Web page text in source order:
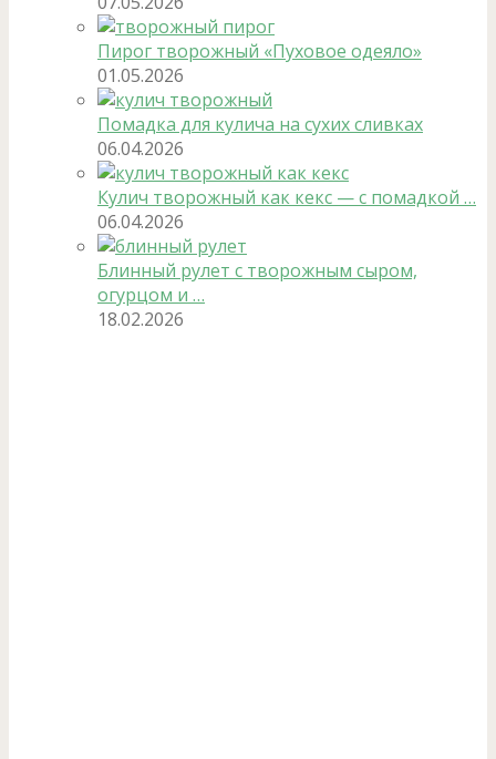
Пирог творожный «Пуховое одеяло»
01.05.2026
Помадка для кулича на сухих сливках
06.04.2026
Кулич творожный как кекс — с помадкой …
06.04.2026
Блинный рулет с творожным сыром,
огурцом и …
18.02.2026